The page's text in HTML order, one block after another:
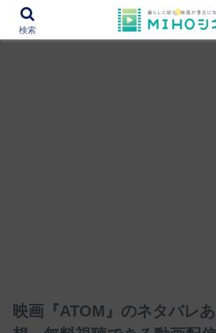
12000作品を紹介！あなたの映画図
映画『ATOM』のネタバレ
検索